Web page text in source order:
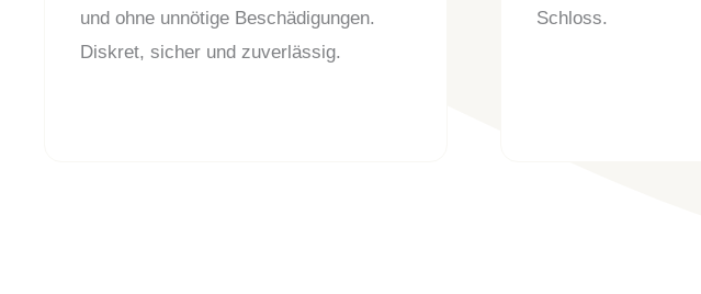
und ohne unnötige Beschädigungen.
Diskret, sicher und zuverlässig.
Schloss.